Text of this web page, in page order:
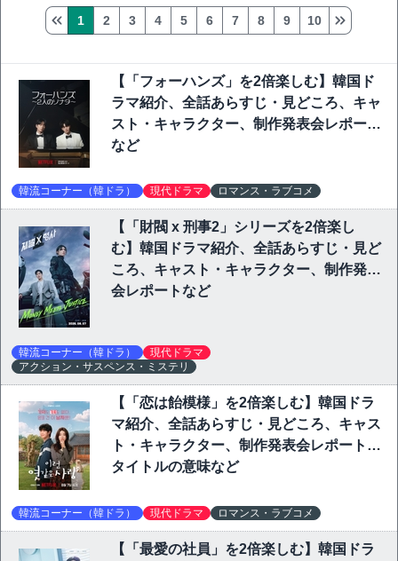
1 2 3 4 5 6 7 8 9 10
【「フォーハンズ」を2倍楽しむ】韓国ド
ラマ紹介、全話あらすじ・見どころ、キャ
スト・キャラクター、制作発表会レポート
など
韓流コーナー（韓ドラ） 現代ドラマ ロマンス・ラブコメ
【「財閥 x 刑事2」シリーズを2倍楽し
む】韓国ドラマ紹介、全話あらすじ・見ど
ころ、キャスト・キャラクター、制作発表
会レポートなど
韓流コーナー（韓ドラ）
現代ドラマ
アクション・サスペンス・ミステリ
【「恋は飴模様」を2倍楽しむ】韓国ドラ
マ紹介、全話あらすじ・見どころ、キャス
ト・キャラクター、制作発表会レポート、
タイトルの意味など
韓流コーナー（韓ドラ） 現代ドラマ ロマンス・ラブコメ
【「最愛の社員」を2倍楽しむ】韓国ドラ